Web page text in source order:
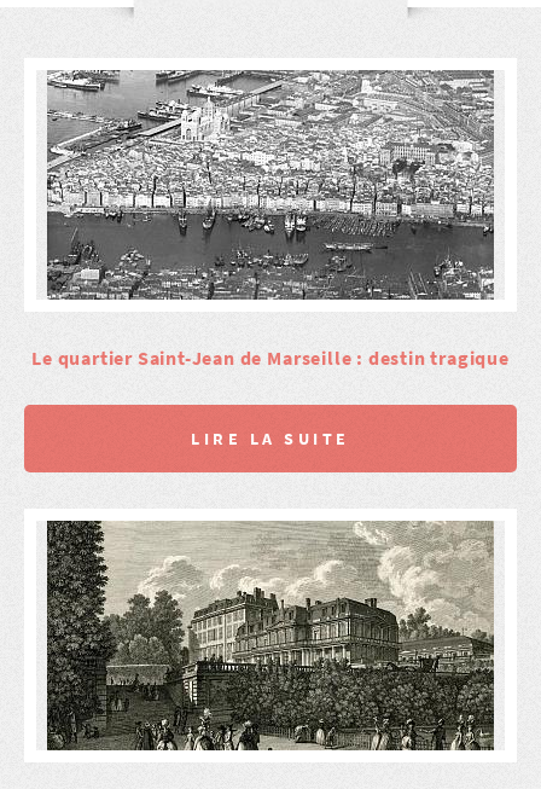
Le quartier Saint-Jean de Marseille : destin tragique
LIRE LA SUITE